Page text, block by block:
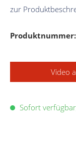
zur
Produktnummer:
Video
Sofort